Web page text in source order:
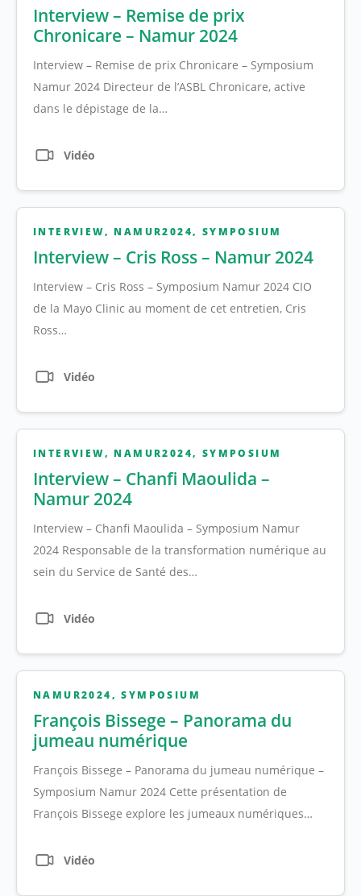
Interview – Remise de prix
Chronicare – Namur 2024
Interview – Remise de prix Chronicare – Symposium
Namur 2024 Directeur de l’ASBL Chronicare, active
dans le dépistage de la…
Vidéo
INTERVIEW, NAMUR2024, SYMPOSIUM
Interview – Cris Ross – Namur 2024
Interview – Cris Ross – Symposium Namur 2024 CIO
de la Mayo Clinic au moment de cet entretien, Cris
Ross…
Vidéo
INTERVIEW, NAMUR2024, SYMPOSIUM
Interview – Chanfi Maoulida –
Namur 2024
Interview – Chanfi Maoulida – Symposium Namur
2024 Responsable de la transformation numérique au
sein du Service de Santé des…
Vidéo
NAMUR2024,SYMPOSIUM
François Bissege – Panorama du
jumeau numérique
François Bissege – Panorama du jumeau numérique –
Symposium Namur 2024 Cette présentation de
François Bissege explore les jumeaux numériques…
Vidéo